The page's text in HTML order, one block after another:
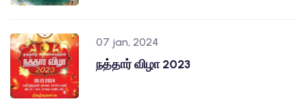
07 jan, 2024
நத்தார் விழா 2023